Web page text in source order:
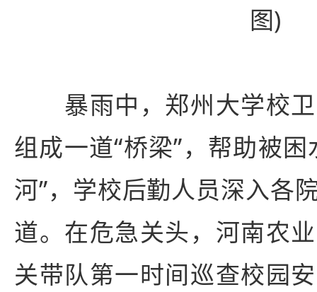
图)
暴雨中，郑州大学校卫
组成一道“桥梁”，帮助被
河”，学校后勤人员深入各
道。在危急关头，河南农
关带队第一时间巡查校园